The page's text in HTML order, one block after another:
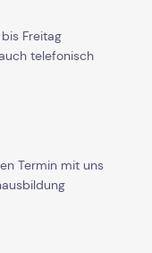
Freitag
telefonisch
Termin mit uns